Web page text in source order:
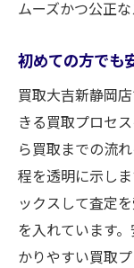
ムーズかつ公正な
初めての方でも
買取大吉新静岡
きる買取プロセ
ら買取までの流
程を透明に示し
ックスして査定
を入れています
かりやすい買取